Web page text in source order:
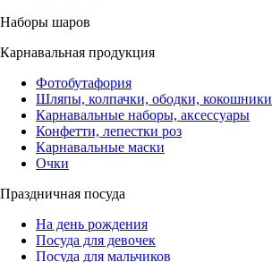
Наборы шаров
Карнавальная продукция
Фотобутафория
Шляпы, колпачки, ободки, кокошники
Карнавальные наборы, аксессуары
Конфетти, лепестки роз
Карнавальные маски
Очки
Праздничная посуда
На день рождения
Посуда для девочек
Посуда для мальчиков